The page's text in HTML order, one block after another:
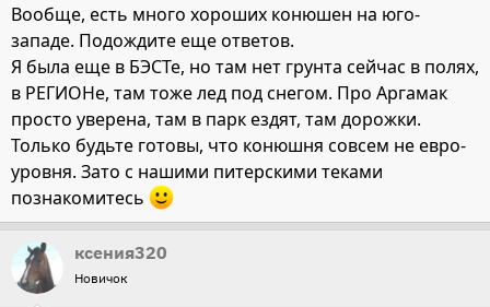
Вообще, есть много хороших конюшен на юго-
западе. Подождите еще ответов.
Я была еще в БЭСТе, но там нет грунта сейчас в полях,
в РЕГИОНе, там тоже лед под снегом. Про Аргамак
просто уверена, там в парк ездят, там дорожки.
Только будьте готовы, что конюшня совсем не евро-
уровня. Зато с нашими питерскими теками
познакомитесь
ксения320
Новичок